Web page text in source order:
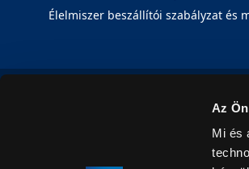
Az
Mi és
Élelmiszer beszállítói szabályzat és